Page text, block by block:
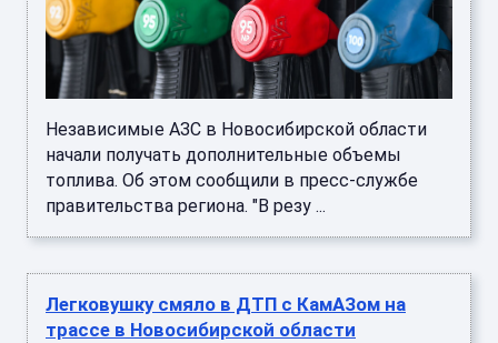
Независимые АЗС в Новосибирской области
начали получать дополнительные объемы
топлива. Об этом сообщили в пресс-службе
правительства региона. "В резу ...
Легковушку смяло в ДТП с КамАЗом на
трассе в Новосибирской области